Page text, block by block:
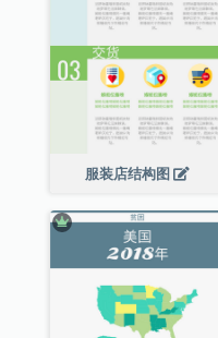
服装店结构图